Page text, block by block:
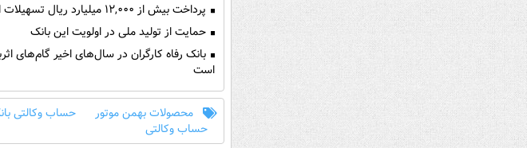
پرداخت بیش از ۱۲,۰۰۰ میلیارد ریال تسهیلات ازدواج در تیر ماه سال جاری توسط بانک رفاه کارگران
حمایت از تولید ملی در اولویت این بانک
بانک رفاه کارگران در سال‌های اخیر گام‌های
است
محصولات بهمن موتور حساب وکالتی
حساب وکالتی